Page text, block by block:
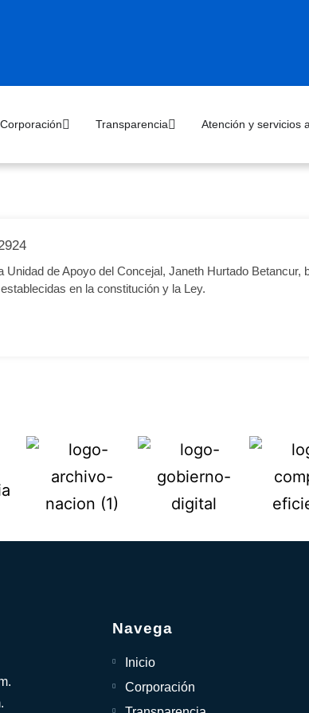
Corporación Transparencia Atención y servicios
de Apoyo del Concejal, Janeth Hurtado Betancur,
en la constitución y la Ley.
Navega
Inicio
Corporación